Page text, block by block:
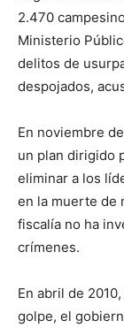
2.470
Ministerio
delitos de
despojados,
En noviembre
un plan dirigido
eliminar a los
en la muerte de
fiscalía no ha
crímenes.
En abril de
golpe, el